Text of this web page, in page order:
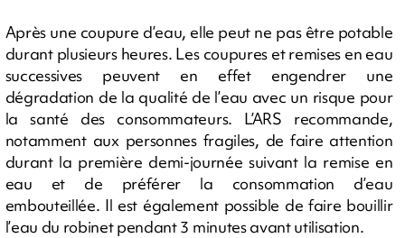
Après une coupure d’eau, elle peut ne pas être potable
durant plusieurs heures. Les coupures et remises en eau
successives peuvent en effet engendrer une
dégradation de la qualité de l’eau avec un risque pour
la santé des consommateurs. L’ARS recommande,
notamment aux personnes fragiles, de faire attention
durant la première demi-journée suivant la remise en
eau et de préférer la consommation d’eau
embouteillée. Il est également possible de faire bouillir
l’eau du robinet pendant 3 minutes avant utilisation.